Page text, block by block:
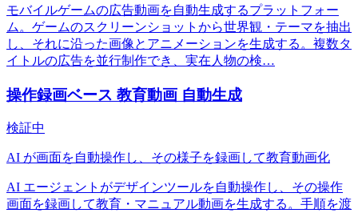
モバイルゲームの広告動画を自動生成するプラットフォー
ム。ゲームのスクリーンショットから世界観・テーマを抽出
し、それに沿った画像とアニメーションを生成する。複数タ
イトルの広告を並行制作でき、実在人物の検…
操作録画ベース 教育動画 自動生成
検証中
AI が画面を自動操作し、その様子を録画して教育動画化
AI エージェントがデザインツールを自動操作し、その操作
画面を録画して教育・マニュアル動画を生成する。手順を渡